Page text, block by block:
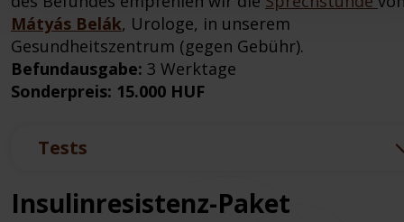
Mátyás Belák, Urologe, in unserem
Gesundheitszentrum (gegen Gebühr).
Befundausgabe: 3 Werktage
Sonderpreis: 15.000 HUF
Tests
Insulinresistenz-Paket